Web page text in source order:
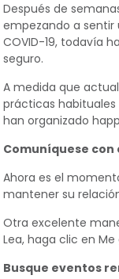
Después de
empezando a sentir
COVID-19, todavía
seguro.
A medida que
prácticas habituales
han organizado
Comuníquese
Ahora es el
mantener su
Otra excelente
Lea, haga clic en
Busque eventos